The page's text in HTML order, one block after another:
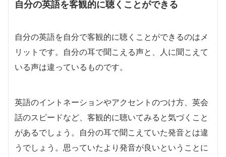
自分の英語を客観的に聴くことができる
自分の英語を自分で客観的に聴くことができるのはメ
リットです。自分の耳で聞こえる声と、人に聞こえて
いる声は違っているものです。
英語のイントネーションやアクセントのつけ方、英会
話のスピードなど、客観的に聴いてみると気づくこと
があるでしょう。自分の耳で聞こえていた発音とは違
うでしょう。思っていたより発音が良いということに